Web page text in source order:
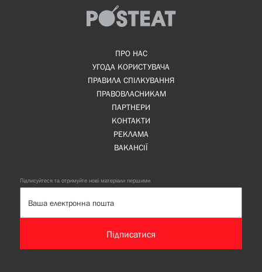
ПРО НАС
УГОДА КОРИСТУВАЧА
ПРАВИЛА СПІЛКУВАННЯ
ПРАВОВЛАСНИКАМ
ПАРТНЕРИ
КОНТАКТИ
РЕКЛАМА
ВАКАНСІЇ
Підписуйтеся та отримуйте нові матеріали першими
Підписатися